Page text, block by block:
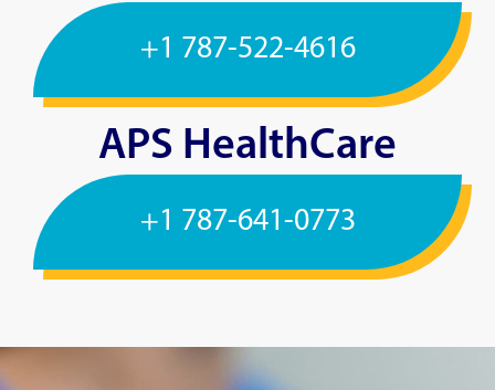
+1 787-522-4616
APS HealthCare
+1 787-641-0773